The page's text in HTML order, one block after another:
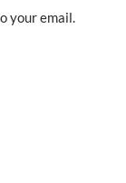
your email.